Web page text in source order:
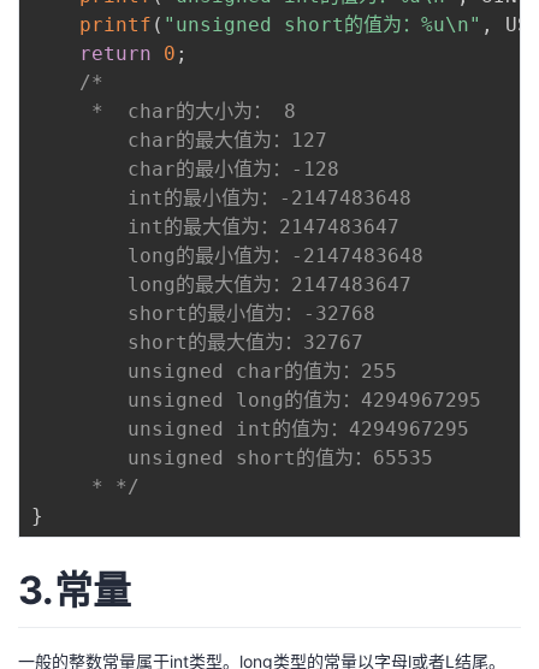
printf ( "unsigned short的值为：%u\n" ,
return
0 ;
/*
     *  char的大小为： 8
        char的最大值为：127
        char的最小值为：-128
        int的最小值为：-2147483648
        int的最大值为：2147483647
        long的最小值为：-2147483648
        long的最大值为：2147483647
        short的最小值为：-32768
        short的最大值为：32767
        unsigned char的值为：255
        unsigned long的值为：4294967295
        unsigned int的值为：4294967295
        unsigned short的值为：65535
     * */
}
3.常量
一般的整数常量属于int类型。long类型的常量以字母l或者L结尾。